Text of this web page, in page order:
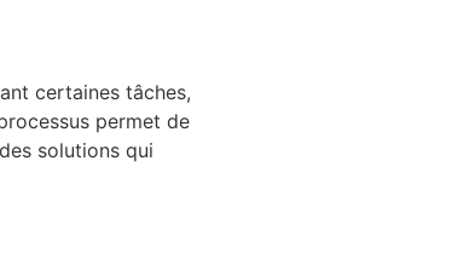
certaines tâches,
permet de
solutions qui